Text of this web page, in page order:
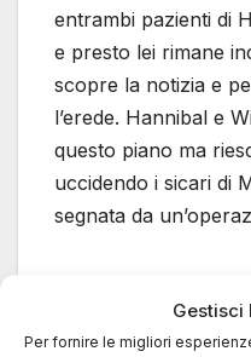
Gestisci
Per fornire le migliori
entrambi pazienti di
e presto lei rimane
scopre la notizia e
l’erede. Hannibal e
questo piano ma
uccidendo i sicari di
segnata da
Il finale